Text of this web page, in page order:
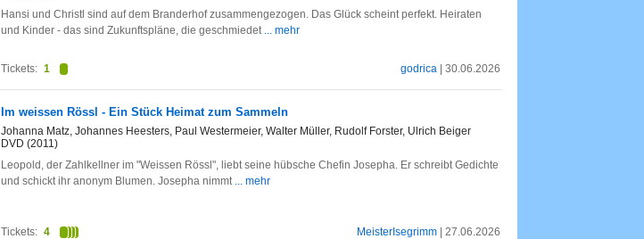
Hansi und Christl sind auf dem Branderhof zusammengezogen. Das Glück scheint perfekt. Heiraten
und Kinder - das sind Zukunftspläne, die geschmiedet ... mehr
godrica | 30.06.2026
Tickets: 1
Im weissen Rössl - Ein Stück Heimat zum Sammeln
Johanna Matz, Johannes Heesters, Paul Westermeier, Walter Müller, Rudolf Forster, Ulrich Beiger
DVD (2011)
Leopold, der Zahlkellner im "Weissen Rössl", liebt seine hübsche Chefin Josepha. Er schreibt Gedichte
und schickt ihr anonym Blumen. Josepha nimmt ... mehr
MeisterIsegrimm | 27.06.2026
Tickets: 4